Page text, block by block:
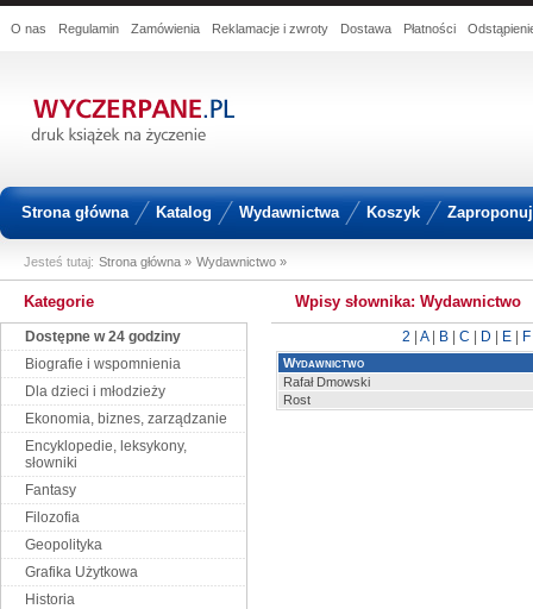
O nas Regulamin Zamówienia Reklamacje i zwroty Dostawa Płatności
Strona główna Katalog Wydawnictwa Koszyk
Jesteś tutaj: Strona główna » Wydawnictwo »
Kategorie
Dostępne w 24 godziny
Biografie i wspomnienia
Dla dzieci i młodzieży
Ekonomia, biznes, zarządzanie
Encyklopedie, leksykony,
słowniki
Fantasy
Filozofia
Geopolityka
Grafika Użytkowa
Historia
Wpisy słownika: Wydawnictwo
2 A| B C D E F
Wydawnictwo
Rafał Dmowski
Rost